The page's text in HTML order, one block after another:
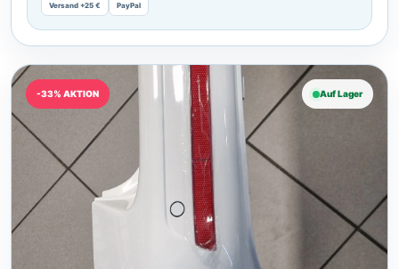
Versand +25 € PayPal
-33% AKTION Auf Lager